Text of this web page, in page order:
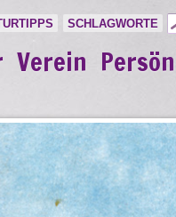
SCHLAGWORTE
Verein